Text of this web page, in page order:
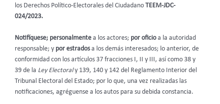
los Derechos Político-Electorales del Ciudadano TEEM-JDC-
024/2023.
Notifíquese; personalmente a los actores; por oficioa la autoridad
responsable; y por estradosa los demás interesados; lo anterior, de
conformidad con los artículos 37 fracciones I, II y III, así como 38 y
39 de la Ley Electoraly 139, 140 y 142 del Reglamento Interior del
Tribunal Electoral del Estado; por lo que, una vez realizadas las
notificaciones, agréguense a los autos para su debida constancia.